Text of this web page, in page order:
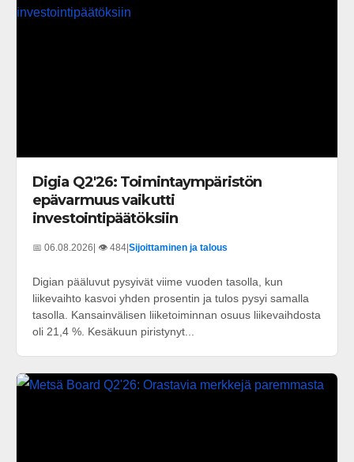
Digia Q2'26: Toimintaympäristön
epävarmuus vaikutti
investointipäätöksiin
📅 06.08.2026 | 👁️ 484 Sijoittaminen ja talous
Digian pääluvut pysyivät viime vuoden tasolla, kun
liikevaihto kasvoi yhden prosentin ja tulos pysyi samalla
tasolla. Kansainvälisen liiketoiminnan osuus liikevaihdosta
oli 21,4 %. Kesäkuun piristynyt...